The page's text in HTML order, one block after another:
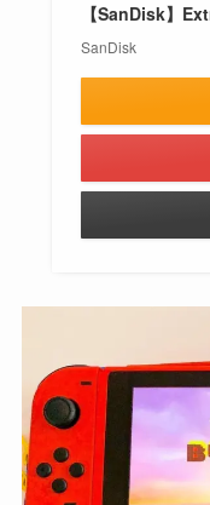
【SanDisk】
SanDisk